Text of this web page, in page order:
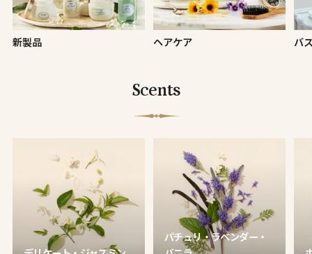
新製品 ヘアケア バ
Scents
パチュリ・ラベンダー・